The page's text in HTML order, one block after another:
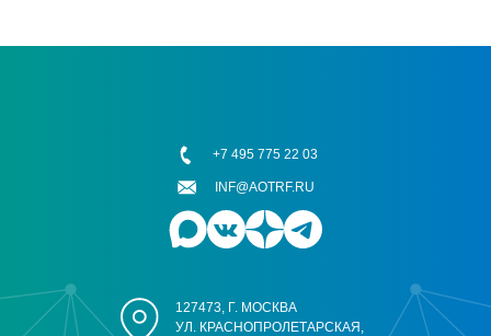
127473, Г. МОСКВА
УЛ. КРАСНОПРОЛЕТАРСКАЯ,
+7 495 775 22 03
INF@AOTRF.RU